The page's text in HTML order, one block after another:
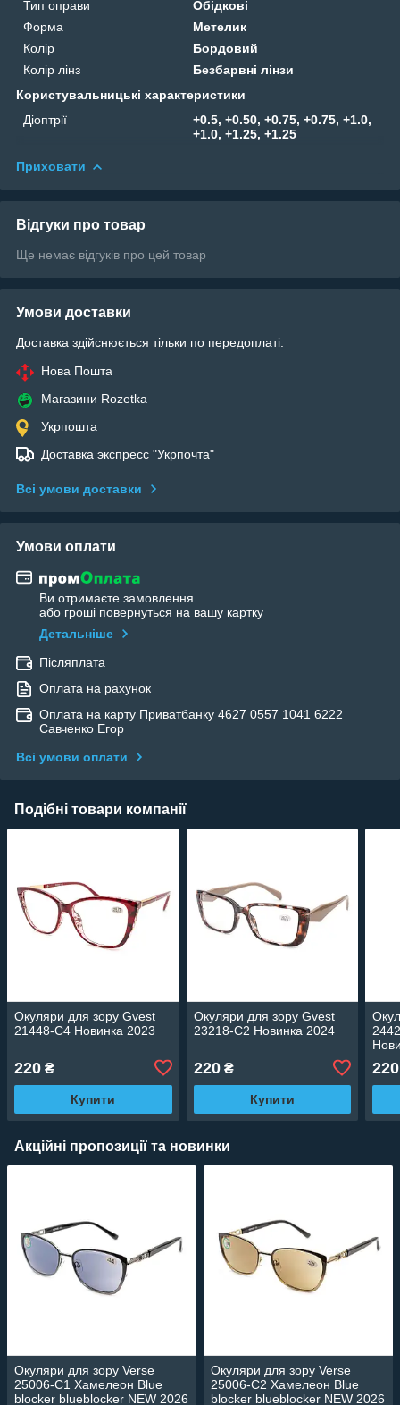
Тип оправи
Обідкові
Форма
Метелик
Колір
Бордовий
Колір лінз
Безбарвні лінзи
Користувальницькі характеристики
Діоптрії
+0.5, +0.50, +0.75, +0.75, +1.0,
+1.0, +1.25, +1.25
Приховати
Відгуки про товар
Ще немає відгуків про цей товар
Умови доставки
Доставка здійснюється тільки по передоплаті.
Нова Пошта
Магазини Rozetka
Укрпошта
Доставка экспресс "Укрпочта"
Всі умови доставки
Умови оплати
Ви отримаєте замовлення
або гроші повернуться на вашу картку
Детальніше
Післяплата
Оплата на рахунок
Оплата на карту Приватбанку 4627 0557 1041 6222
Савченко Егор
Всі умови оплати
Подібні товари компанії
Окуляри для зору Gvest
21448-C4 Новинка 2023
220 ₴
Купити
Окуляри для зору Gvest
23218-C2 Новинка 2024
220₴
Купити
220
Акційні пропозиції та новинки
Окуляри для зору Verse
25006-C1 Хамелеон Blue
blocker blueblocker NEW 2026
Окуляри для зору Verse
25006-C2 Хамелеон Blue
blocker blueblocker NEW 2026